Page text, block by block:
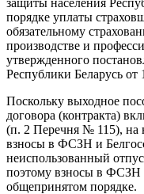
порядке уплаты
обязательному
производстве и
утвержденного
Республики Беларусь
Поскольку выходное
договора (контракта)
(п. 2 Перечня № 115), на
взносы в ФСЗН и
неиспользованный
поэтому взносы в ФСЗН
общепринятом порядке.